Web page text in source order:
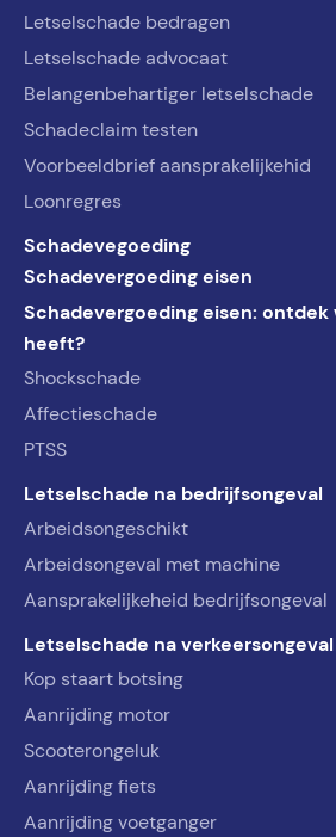
Letselschade bedragen
Letselschade advocaat
Belangenbehartiger letselschade
Schadeclaim testen
Voorbeeldbrief aansprakelijkehid
Loonregres
Schadevegoeding
Schadevergoeding eisen
Schadevergoeding eisen:
heeft?
Shockschade
Affectieschade
PTSS
Letselschade na bedrijfsongeval
Arbeidsongeschikt
Arbeidsongeval met machine
Aansprakelijkeheid bedrijfsongeval
Letselschade na verkeersongeval
Kop staart botsing
Aanrijding motor
Scooterongeluk
Aanrijding fiets
Aanrijding voetganger